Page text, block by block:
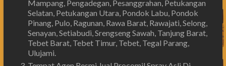
Mampang, Pengadegan, Pesanggrahan, Petukangan
Selatan, Petukangan Utara, Pondok Labu, Pondok
Pinang, Pulo, Ragunan, Rawa Barat, Rawajati, Selong,
Senayan, Setiabudi, Srengseng Sawah, Tanjung Barat,
Tebet Barat, Tebet Timur, Tebet, Tegal Parang,
Ulujami.